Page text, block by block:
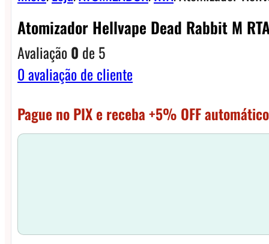
Atomizador Hellvape Dead Rabbit M
Avaliação0 de 5
0avaliação de cliente
Pague no PIX e receba +5% OFF